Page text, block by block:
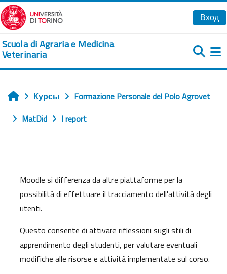
Перейти к основному содержанию
Вход
Scuola di Agraria e Medicina
Veterinaria
Главная
Курсы
Formazione Personale del Polo Agrovet
MatDid
I report
Moodle si differenza da altre piattaforme per la
possibilità di effettuare il tracciamento dell'attività degli
utenti.
Questo consente di attivare riflessioni sugli stili di
apprendimento degli studenti, per valutare eventuali
modifiche alle risorse e attività implementate sul corso.